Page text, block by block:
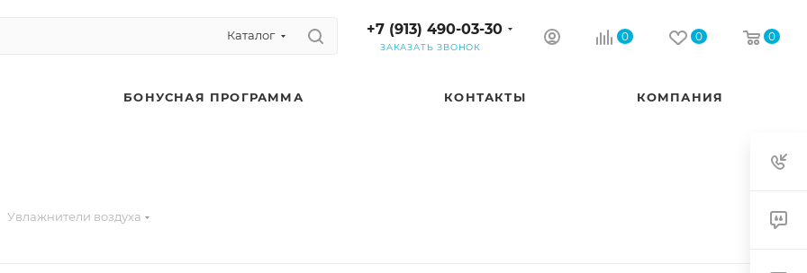
Каталог +7 (913) 490-03-30
ЗАКАЗАТЬ ЗВОНОК
0 0 0
БОНУСНАЯ ПРОГРАММА КОНТАКТЫ КОМПАНИЯ
Увлажнители воздуха